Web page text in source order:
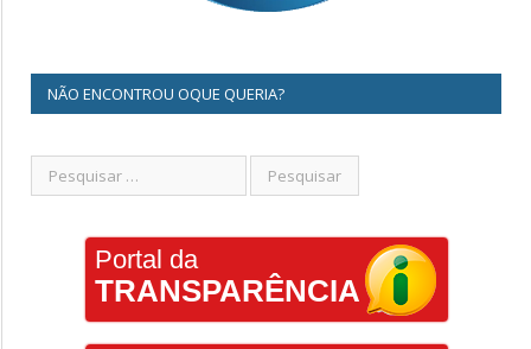
NÃO ENCONTROU OQUE QUERIA?
Portal da
TRANSPARÊNCIA